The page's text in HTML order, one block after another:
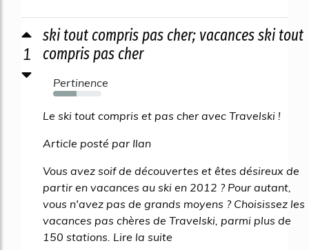
1
ski tout compris pas cher; vacances ski tout
compris pas cher
Pertinence
49%
Le ski tout compris et pas cher avec Travelski !
Article posté par Ilan
Vous avez soif de découvertes et êtes désireux de
partir en vacances au ski en 2012 ? Pour autant,
vous n'avez pas de grands moyens ? Choisissez les
vacances pas chères de Travelski, parmi plus de
150 stations. Lire la suite